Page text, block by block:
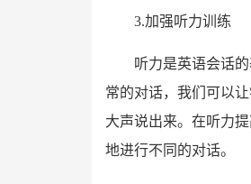
3.加强听力训练
听力是英语会话
常的对话，我们可以
大声说出来。在听力
地进行不同的对话。